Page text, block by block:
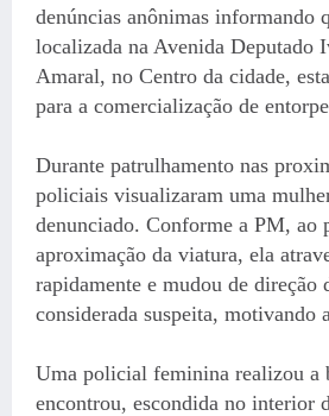
denúncias anônimas informando
localizada na Avenida Deputado
Amaral, no Centro da cidade,
para a comercialização de
Durante patrulhamento nas
policiais visualizaram uma
denunciado. Conforme a PM, ao
aproximação da viatura, ela
rapidamente e mudou de direção
considerada suspeita, motivando
Uma policial feminina realizou a
encontrou, escondida no interior